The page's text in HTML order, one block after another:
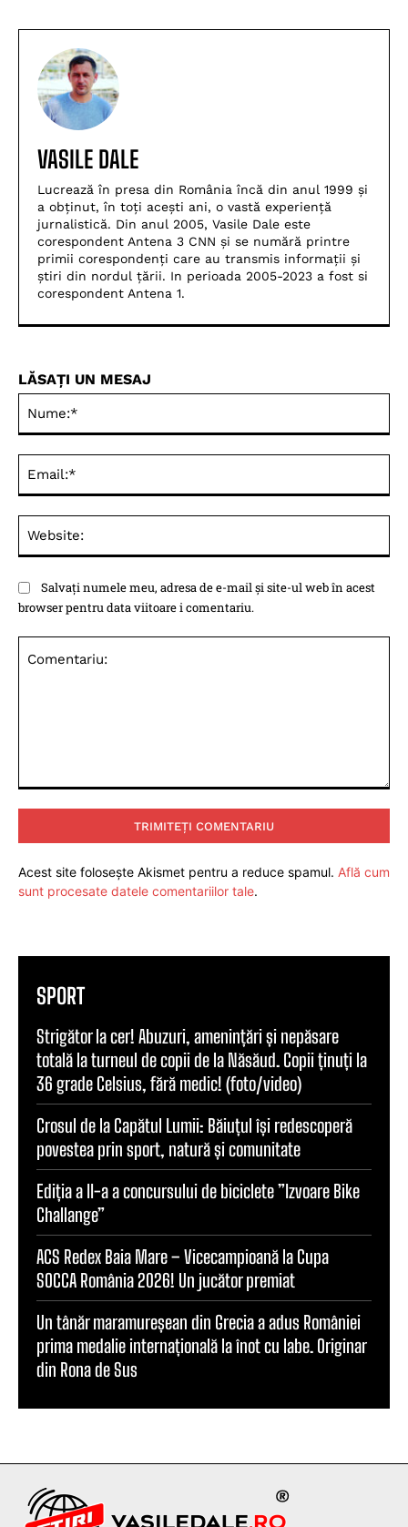
VASILE DALE
Lucrează în presa din România încă din anul 1999 și
a obținut, în toți acești ani, o vastă experiență
jurnalistică. Din anul 2005, Vasile Dale este
corespondent Antena 3 CNN și se numără printre
primii corespondenți care au transmis informații și
știri din nordul țării. In perioada 2005-2023 a fost si
corespondent Antena 1.
LĂSAȚI UN MESAJ
Salvați numele meu, adresa de e-mail și site-ul web în acest
browser pentru data viitoare i comentariu.
Acest site folosește Akismet pentru a reduce spamul. Află cum
sunt procesate datele comentariilor tale.
SPORT
Strigător la cer! Abuzuri, amenințări și nepăsare
totală la turneul de copii de la Năsăud. Copii ținuți la
36 grade Celsius, fără medic! (foto/video)
Crosul de la Capătul Lumii: Băiuțul își redescoperă
povestea prin sport, natură și comunitate
Ediția a II-a a concursului de biciclete ”Izvoare Bike
Challange”
ACS Redex Baia Mare – Vicecampioană la Cupa
SOCCA România 2026! Un jucător premiat
Un tânăr maramureșean din Grecia a adus României
prima medalie internațională la înot cu labe. Originar
din Rona de Sus